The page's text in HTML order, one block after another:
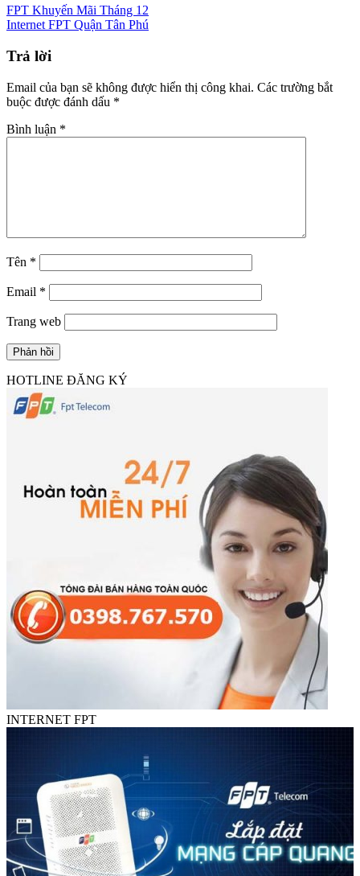
FPT Khuyến Mãi Tháng 12
Internet FPT Quận Tân Phú
Trả lời
Email của bạn sẽ không được hiển thị công khai. Các trường bắt
buộc được đánh dấu *
Bình luận *
Tên *
Email *
Trang web
HOTLINE ĐĂNG KÝ
INTERNET FPT